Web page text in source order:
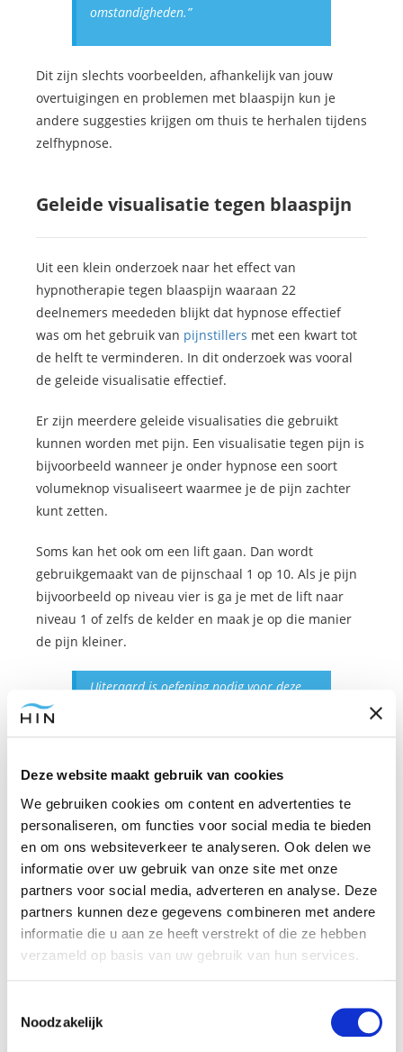
Deze website maakt gebruik van cookies
We gebruiken cookies om content en advertenties te
personaliseren, om functies voor social media te bieden
en om ons websiteverkeer te analyseren. Ook delen we
informatie over uw gebruik van onze site met onze
partners voor social media, adverteren en analyse. Deze
partners kunnen deze gegevens combineren met andere
informatie die u aan ze heeft verstrekt of die ze hebben
verzameld op basis van uw gebruik van hun services.
Noodzakelijk
omstandigheden.”
Dit zijn slechts voorbeelden, afhankelijk van jouw
overtuigingen en problemen met blaaspijn kun je
andere suggesties krijgen om thuis te herhalen tijdens
zelfhypnose.
Geleide visualisatie tegen blaaspijn
Uit een klein onderzoek naar het effect van
hypnotherapie tegen blaaspijn waaraan 22
deelnemers meededen blijkt dat hypnose effectief
was om het gebruik van pijnstillers met een kwart tot
de helft te verminderen. In dit onderzoek was vooral
de geleide visualisatie effectief.
Er zijn meerdere geleide visualisaties die gebruikt
kunnen worden met pijn. Een visualisatie tegen pijn is
bijvoorbeeld wanneer je onder hypnose een soort
volumeknop visualiseert waarmee je de pijn zachter
kunt zetten.
Soms kan het ook om een lift gaan. Dan wordt
gebruikgemaakt van de pijnschaal 1 op 10. Als je pijn
bijvoorbeeld op niveau vier is ga je met de lift naar
niveau 1 of zelfs de kelder en maak je op die manier
de pijn kleiner.
Uiteraard is oefening nodig voor deze
Geleide visualisatie ter ontspanning
Ontspanningsoefeningen werken ook erg goed tegen
blaaspijn. Dit blijkt ook uit het onderzoek
Complementary therapies for bladder pain syndrome:
om nog verder te ontspannen met een prettige